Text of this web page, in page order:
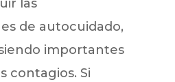
las
de autocuidado,
importantes
contagios. Si